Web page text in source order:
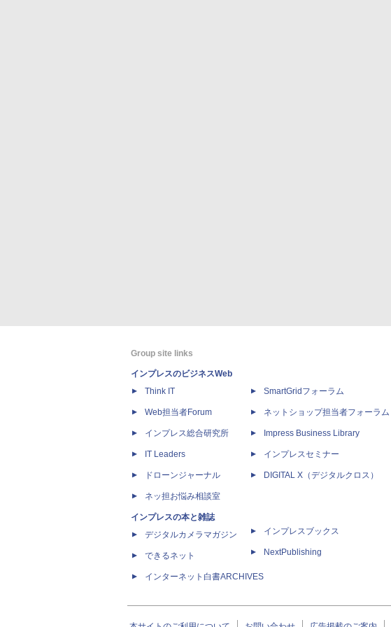
Group site links
インプレスのビジネスWeb
Think IT
Web担当者Forum
インプレス総合研究所
IT Leaders
ドローンジャーナル
ネッ担お悩み相談室
インプレスの本と雑誌
デジタルカメラマガジン
できるネット
インターネット白書ARCHIVES
SmartGridフォーラム
ネットショップ担当者フォーラム
Impress Business Library
インプレスセミナー
DIGITAL X（デジタルクロス）
インプレスブックス
NextPublishing